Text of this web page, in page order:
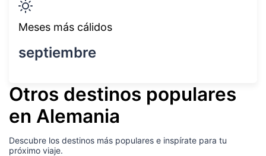
Meses más cálidos
septiembre
Otros destinos populares
en Alemania
Descubre los destinos más populares e inspírate para tu
próximo viaje.